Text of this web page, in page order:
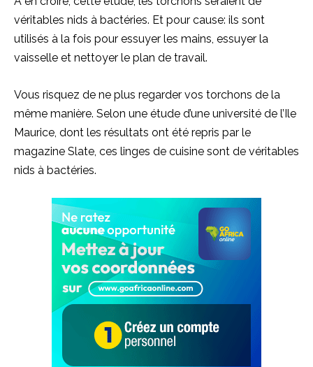
véritables nids à bactéries. Et pour cause: ils sont
utilisés à la fois pour essuyer les mains, essuyer la
vaisselle et nettoyer le plan de travail.
Vous risquez de ne plus regarder vos torchons de la
même manière. Selon une étude d’une université de l’Ile
Maurice, dont les résultats ont été repris par le
magazine Slate, ces linges de cuisine sont de véritables
nids à bactéries.